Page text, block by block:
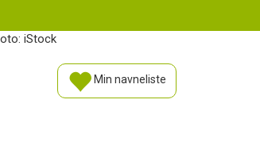
iStock
Min navneliste